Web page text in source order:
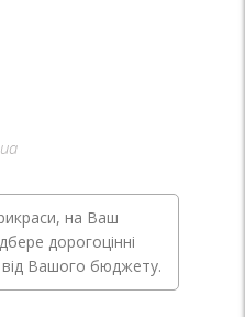
на Ваш
дорогоцінні
від Вашого бюджету.